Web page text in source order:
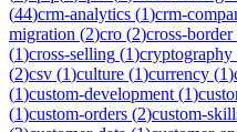
(44)crm-analytics (1)crm-
migration (2)cro (2)cross-border
(1)cross-selling (1)cryptography
(2)csv (1)culture (1)currency (1)
(1)custom-development (1)
(1)custom-orders (2)custom-